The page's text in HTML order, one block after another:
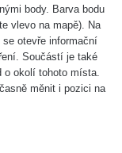
Adrianov in
are slightly
in their dials.
body. Barva bodu
vlevo na mapě). Na
otevře informační
Součástí je také
o okolí tohoto místa.
měnit i pozici na